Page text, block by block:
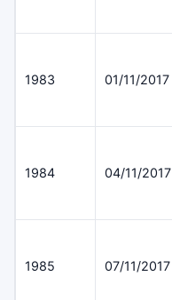
1983 01/11/2017
1984 04/11/2017
1985 07/11/2017